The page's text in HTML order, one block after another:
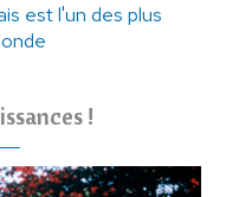
est l'un des plus
!